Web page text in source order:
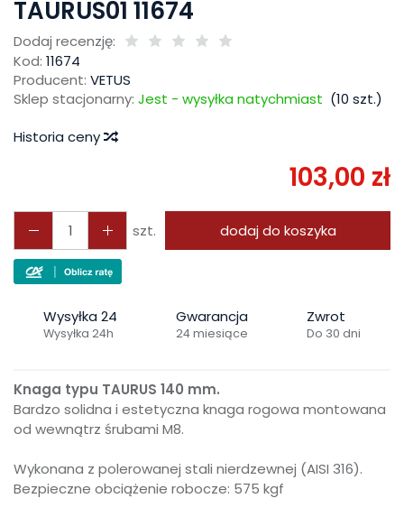
TAURUS01 11674
Dodaj recenzję:
Kod: 11674
Producent: VETUS
Sklep stacjonarny: Jest - wysyłka natychmiast (10 szt.)
Historia ceny
103,00 zł
szt. dodaj do koszyka
Wysyłka 24
Wysyłka 24h
Gwarancja
24 miesiące
Zwrot
Do 30 dni
Knaga typu TAURUS 140 mm.
Bardzo solidna i estetyczna knaga rogowa montowana
od wewnątrz śrubami M8.
Wykonana z polerowanej stali nierdzewnej (AISI 316).
Bezpieczne obciążenie robocze: 575 kgf